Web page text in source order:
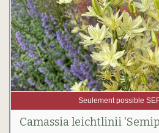
Seulement possible
Camassia leichtlinii